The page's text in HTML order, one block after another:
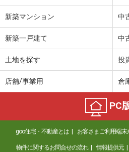
新築マンション 中
新築一戸建て 中
土地を探す 投
店舗/事業用 倉
PC
goo住宅・不動産とは お客さまご利用端
物件に関するお問合せの流れ 情報提供元